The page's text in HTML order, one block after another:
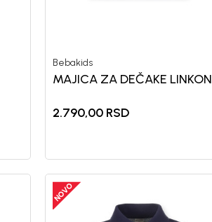
Bebakids
MAJICA ZA DEČAKE LINKON
2.790,00 RSD